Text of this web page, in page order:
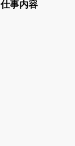
仕事内容